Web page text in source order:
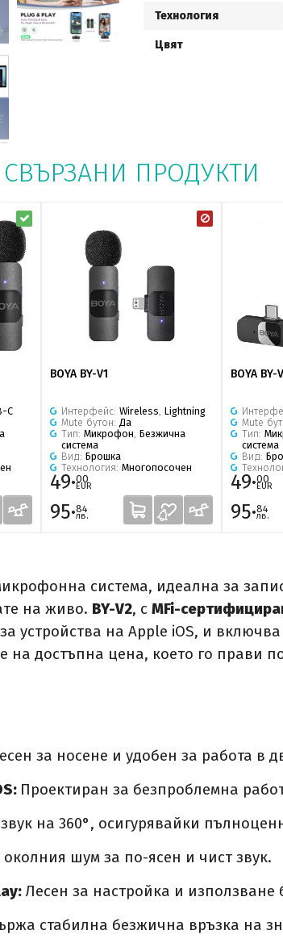
Технология
Цвят
СВЪРЗАНИ ПРОДУКТИ
C
BOYA BY-V1
Интерфейс: Wireless Lightning
Mute бутон: Да
Тип: Микрофон Безжична
система
Вид: Брошка
Технология: Многопосочен
49·00
EUR
95·84
лв.
BOYA BY-
Mute
Тип:
система
Вид:
49·00
EUR
95·84
лв.
система, идеална за
на живо. BY-V2, с MFi-
устройства на Apple iOS, и
на достъпна цена, което го прави
за носене и удобен за работа в
Проектиран за безпроблемна
на 360°, осигурявайки
шум за по-ясен и чист звук.
Лесен за настройка и
стабилна безжична връзка на